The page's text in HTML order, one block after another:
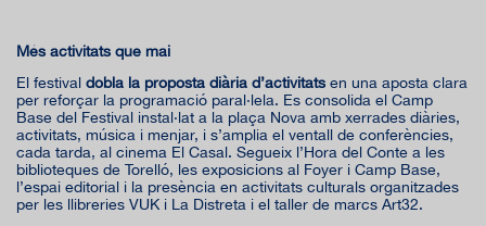
Més activitats que mai
El festival dobla la proposta diària d’activitats en una aposta clara
per reforçar la programació paral·lela. Es consolida el Camp
Base del Festival instal·lat a la plaça Nova amb xerrades diàries,
activitats, música i menjar, i s’amplia el ventall de conferències,
cada tarda, al cinema El Casal. Segueix l’Hora del Conte a les
biblioteques de Torelló, les exposicions al Foyer i Camp Base,
l’espai editorial i la presència en activitats culturals organitzades
per les llibreries VUK i La Distreta i el taller de marcs Art32.